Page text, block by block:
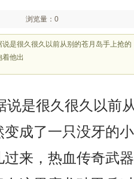
浏览量：0
说是很久很久以前从别的苍月岛手上抢
他出
是很久很久以前
成了一只没牙的
来，热血传奇武